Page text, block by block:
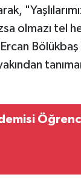
olmazı tel
Bölükbaş